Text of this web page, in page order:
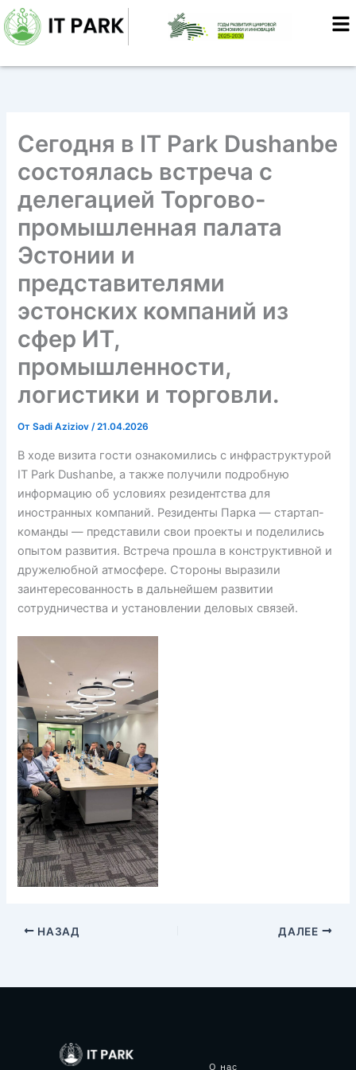
Перейти
к
содержимому
Сегодня в IT Park Dushanbe
состоялась встреча с
делегацией Торгово-
промышленная палата
Эстонии и
представителями
эстонских компаний из
сфер ИТ,
промышленности,
логистики и торговли.
ОтSadi Aziziov/21.04.2026
В ходе визита гости ознакомились с инфраструктурой
IT Park Dushanbe, а также получили подробную
информацию об условиях резидентства для
иностранных компаний. Резиденты Парка — стартап-
команды — представили свои проекты и поделились
опытом развития. Встреча прошла в конструктивной и
дружелюбной атмосфере. Стороны выразили
заинтересованность в дальнейшем развитии
сотрудничества и установлении деловых связей.
НАЗАД ДАЛЕЕ
О нас